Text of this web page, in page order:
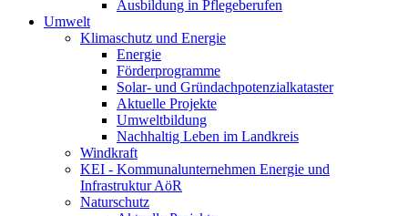
Ausbildung in Pflegeberufen
Umwelt
Klimaschutz und Energie
Energie
Förderprogramme
Solar- und Gründachpotenzialkataster
Aktuelle Projekte
Umweltbildung
Nachhaltig Leben im Landkreis
Windkraft
KEI - Kommunalunternehmen Energie und
Infrastruktur AöR
Naturschutz